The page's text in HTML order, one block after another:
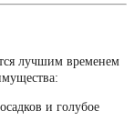
лучшим временем
и голубое